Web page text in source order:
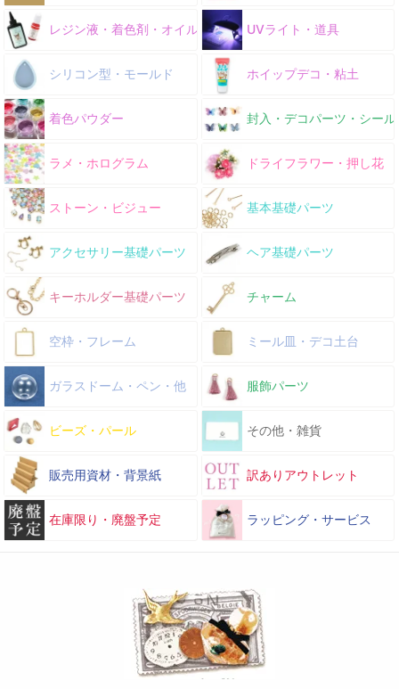
レジン液・着色剤・オイル UVライト・道具
シリコン型・モールド ホイップデコ・粘土
着色パウダー 封入・デコパーツ・シール
ラメ・ホログラム ドライフラワー・押し花
ストーン・ビジュー 基本基礎パーツ
アクセサリー基礎パーツ ヘア基礎パーツ
キーホルダー基礎パーツ チャーム
空枠・フレーム ミール皿・デコ土台
ガラスドーム・ペン・他 服飾パーツ
ビーズ・パール その他・雑貨
販売用資材・背景紙 訳ありアウトレット
在庫限り・廃盤予定 ラッピング・サービス